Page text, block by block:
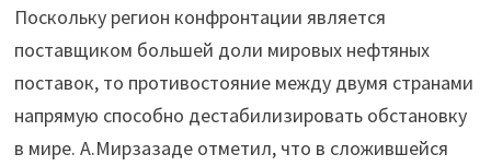
Поскольку регион конфронтации является
поставщиком большей доли мировых нефтяных
поставок, то противостояние между двумя странами
напрямую способно дестабилизировать обстановку
в мире. А.Мирзазаде отметил, что в сложившейся